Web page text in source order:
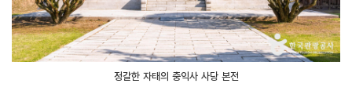
정갈한 자태의 충익사 사당 본전